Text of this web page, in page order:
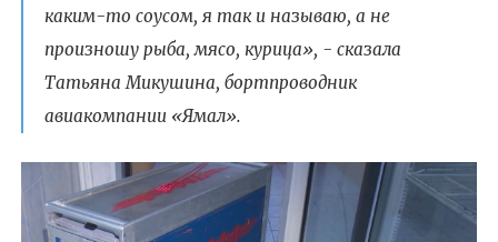
каким-то соусом, я так и называю, а не
произношу рыба, мясо, курица», - сказала
Татьяна Микушина, бортпроводник
авиакомпании «Ямал».